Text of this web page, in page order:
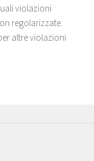
violazioni
regolarizzate.
altre violazioni